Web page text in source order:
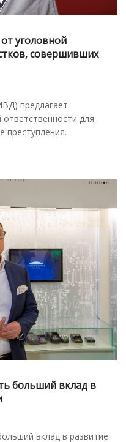
уголовной
совершивших
предлагает
для
преступления.
больший вклад в
вклад в развитие